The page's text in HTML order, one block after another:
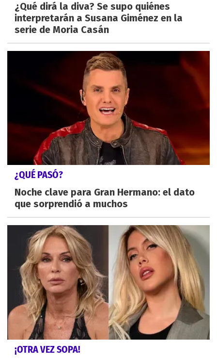
¿Qué dirá la diva? Se supo quiénes
interpretarán a Susana Giménez en la
serie de Moria Casán
¿QUÉ PASÓ?
Noche clave para Gran Hermano: el dato
que sorprendió a muchos
¡OTRA VEZ SOPA!